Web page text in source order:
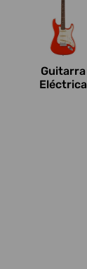
Guitarra
Eléctrica